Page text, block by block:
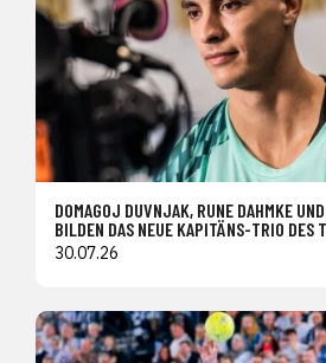
DOMAGOJ DUVNJAK, RUNE DAHMKE
BILDEN DAS NEUE KAPITÄNS-TRIO DES
30.07.26